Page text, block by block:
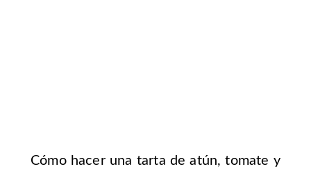
Cómo hacer una tarta de atún, tomate y